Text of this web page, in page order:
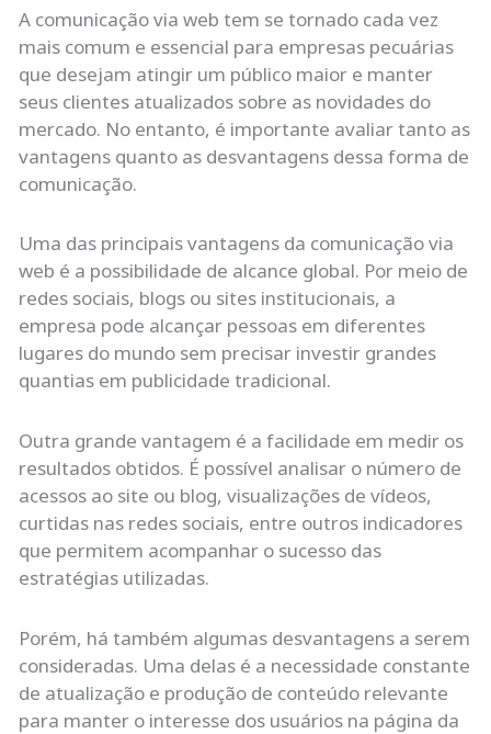
A comunicação via web tem se tornado cada vez
mais comum e essencial para empresas pecuárias
que desejam atingir um público maior e manter
seus clientes atualizados sobre as novidades do
mercado. No entanto, é importante avaliar tanto as
vantagens quanto as desvantagens dessa forma de
comunicação.
Uma das principais vantagens da comunicação via
web é a possibilidade de alcance global. Por meio de
redes sociais, blogs ou sites institucionais, a
empresa pode alcançar pessoas em diferentes
lugares do mundo sem precisar investir grandes
quantias em publicidade tradicional.
Outra grande vantagem é a facilidade em medir os
resultados obtidos. É possível analisar o número de
acessos ao site ou blog, visualizações de vídeos,
curtidas nas redes sociais, entre outros indicadores
que permitem acompanhar o sucesso das
estratégias utilizadas.
Porém, há também algumas desvantagens a serem
consideradas. Uma delas é a necessidade constante
de atualização e produção de conteúdo relevante
para manter o interesse dos usuários na página da